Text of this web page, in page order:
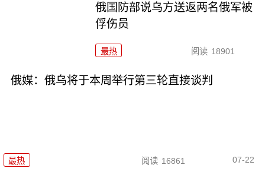
俄国防部说乌方送返两名俄军被
俘伤员
最热 阅读 18901
俄媒：俄乌将于本周举行第三轮直接谈判
最热 阅读 16861 07-22